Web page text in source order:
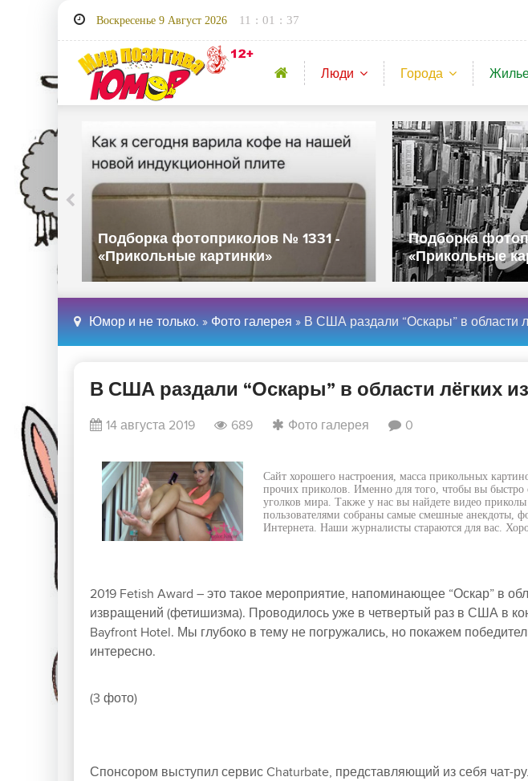
Воскресенье 9 Август 2026 11 : 01 : 39
Люди Города
Подборка фотоприколов № 1329 -
«Прикольные картинки»
Подборка
«Прикольные
Юмор и не только. » Фото галерея » В США раздали “Оскары” в области
В США раздали “Оскары” в области лёгких
14 августа 2019 689 Фото галерея 0
Сайт хорошего настроения, масса прикольных
прочих приколов. Именно для того, чтобы вы
уголков мира. Также у нас вы найдете видео
пользователями собраны самые смешные анекдоты,
Интернета. Наши журналисты стараются для вас.
2019 Fetish Award – это такое мероприятие, напоминающее “Оскар” в
извращений (фетишизма). Проводилось уже в четвертый раз в США в
Bayfront Hotel. Мы глубоко в тему не погружались, но покажем
интересно.
(3 фото)
Спонсором выступил сервис Chaturbate, представляющий из себя чат-